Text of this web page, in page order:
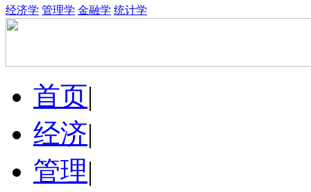
经济学 管理学 金融学 统计学
首页|
经济|
管理|